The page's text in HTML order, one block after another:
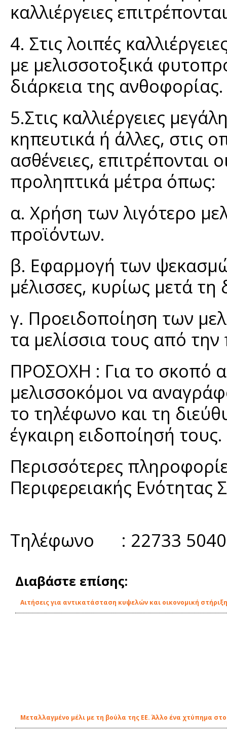
καλλιέργειες
4. Στις λοιπές
με μελισσοτοξικά
διάρκεια της ανθοφορίας.
5.Στις καλλιέργειες
κηπευτικά ή άλλες, στις
ασθένειες,
προληπτικά μέτρα όπως:
α. Χρήση των λιγότερο
προϊόντων.
β. Εφαρμογή των
μέλισσες, κυρίως μετά
γ. Προειδοποίηση των
τα μελίσσια τους από
ΠΡΟΣΟΧΗ : Για το σκοπό
μελισσοκόμοι να
το τηλέφωνο και τη
έγκαιρη ειδοποίησή τους.
Περισσότερες
Τηλέφωνο : 22733
Διαβάστε επίσης:
Αιτήσεις για αντικατάσταση κυψελών και οικονομική
Μεταλλαγμένο μέλι με τη βούλα της ΕΕ. Άλλο ένα χτύπημα